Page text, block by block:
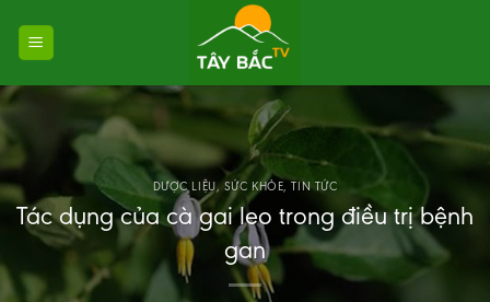
DƯỢC LIỆU,SỨC KHỎE ,TIN TỨC
Tác dụng của cà gai leo trong điều trị bệnh
gan